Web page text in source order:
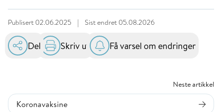
Publisert 02.06.2025 | Sist endret 05.08.2026
Del Skriv ut Få varsel om endringer
Neste artikkel
Koronavaksine